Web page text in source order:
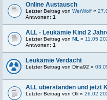
Online Austausch
Letzter Beitrag von WerWolf «
Antworten: 1
ALL - Leukämie Kind 2
Letzter Beitrag von NL «
Antworten: 1
Leukämie Verdacht
Letzter Beitrag von Dina92 «
ALL überstanden und jetzt
Letzter Beitrag von Oli «